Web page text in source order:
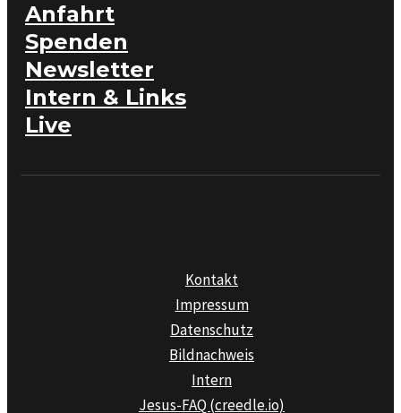
Anfahrt
Spenden
Newsletter
Intern & Links
Live
Kontakt
Impressum
Datenschutz
Bildnachweis
Intern
Jesus-FAQ (creedle.io)